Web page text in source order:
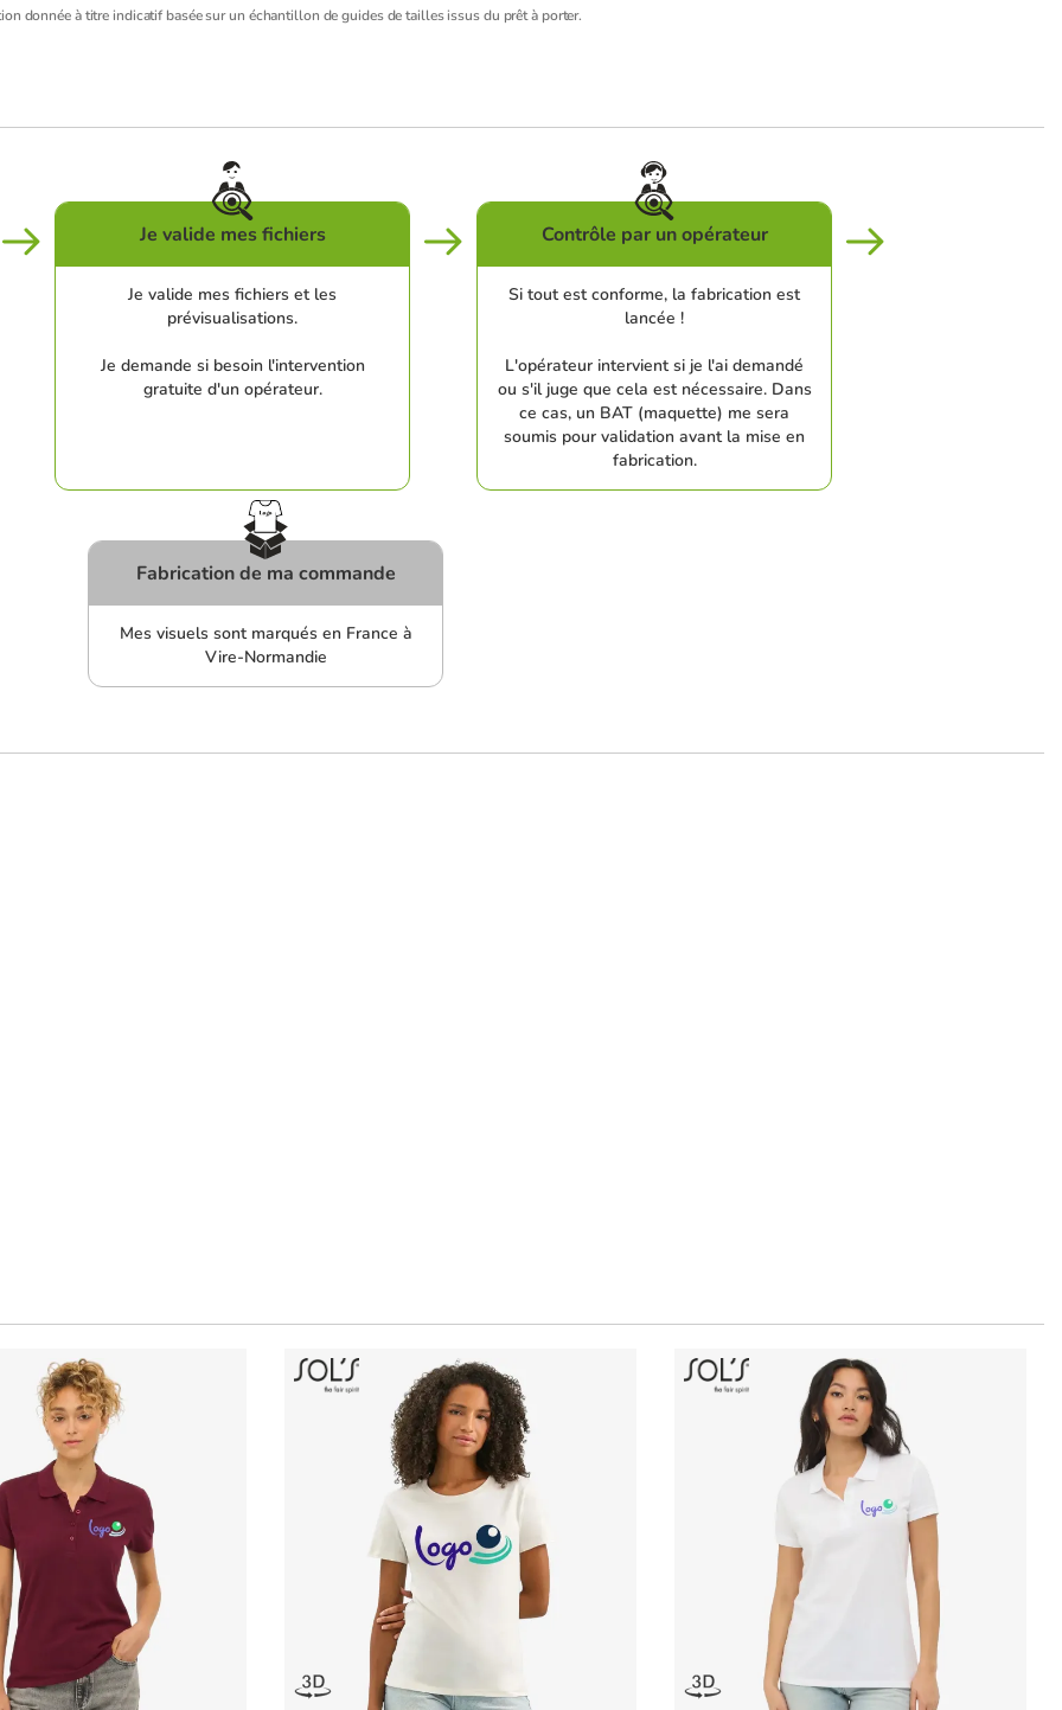
donnée à titre indicatif basée sur un échantillon de guides de tailles issus du prêt à porter.
Je valide mes fichiers
Je valide mes fichiers et les
prévisualisations.
Je demande si besoin l'intervention
gratuite d'un opérateur.
Contrôle par un opérateur
Si tout est conforme, la fabrication est
lancée !
L'opérateur intervient si je l'ai demandé
ou s'il juge que cela est nécessaire. Dans
ce cas, un BAT (maquette) me sera
soumis pour validation avant la mise en
fabrication.
Fabrication de ma commande
Mes visuels sont marqués en France à
Vire-Normandie